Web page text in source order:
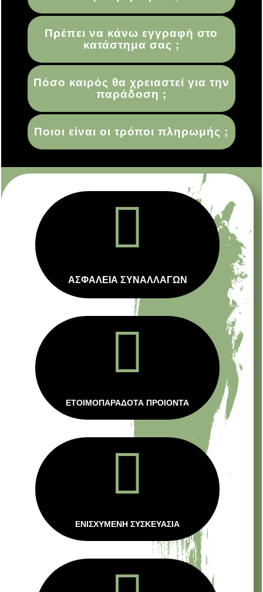
Πρέπει να κάνω εγγραφή στο
κατάστημα σας ;
Πόσο καιρός θα χρειαστεί για την
παράδοση ;
Ποιοι είναι οι τρόποι πληρωμής ;

ΑΣΦΑΛΕΙΑ ΣΥΝΑΛΛΑΓΩΝ

ΕΤΟΙΜΟΠΑΡΑΔΟΤΑ ΠΡΟΙΟΝΤΑ

ΕΝΙΣΧΥΜΕΝΗ ΣΥΣΚΕΥΑΣΙΑ